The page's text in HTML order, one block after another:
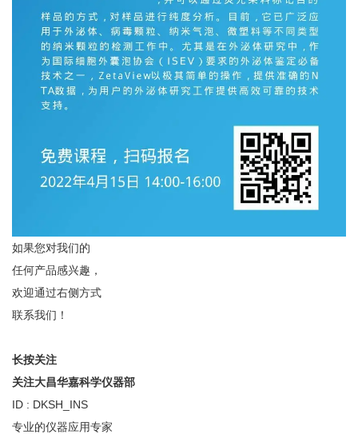
如果您对我们的
任何产品感兴趣，
欢迎通过右侧方式
联系我们！
长按关注
关注大昌华嘉科学仪器部
ID : DKSH_INS
专业的仪器应用专家